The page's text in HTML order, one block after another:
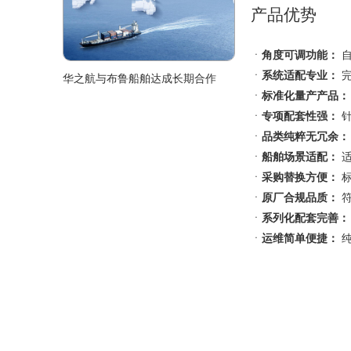
产品优势
ㆍ 角度可调功能：
ㆍ 系统适配专业：
ㆍ 标准化量产产品：
ㆍ 专项配套性强：
ㆍ 品类纯粹无冗余：
ㆍ 船舶场景适配：
ㆍ 采购替换方便：
ㆍ 原厂合规品质：
ㆍ 系列化配套完善：
ㆍ 运维简单便捷：
华之航与布鲁船舶达成长期合作